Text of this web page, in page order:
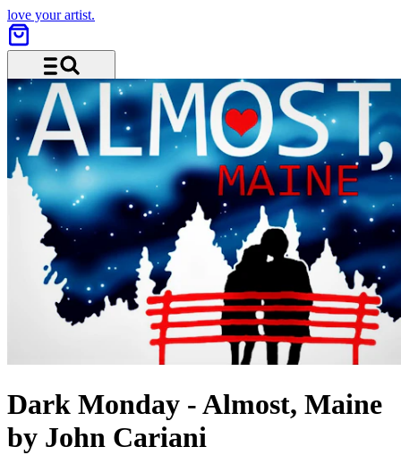
love your artist.
Menü und Suche
Dark Monday -Almost, Maine
by John Cariani